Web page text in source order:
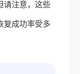
请注意，这些
复成功率受多